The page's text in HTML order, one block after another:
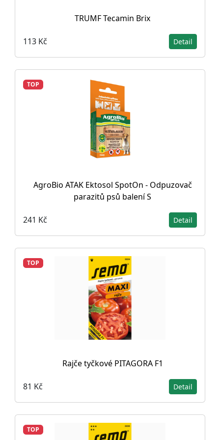
TRUMF Tecamin Brix
113 Kč Detail
TOP
AgroBio ATAK Ektosol SpotOn - Odpuzovač
parazitů psů balení S
241 Kč Detail
TOP
Rajče tyčkové PITAGORA F1
81 Kč Detail
TOP